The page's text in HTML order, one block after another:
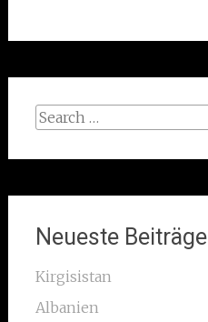
Search
Neueste Beiträge
Kirgisistan
Albanien